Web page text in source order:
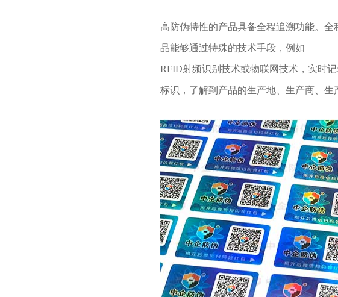
高防伪特性的产品具备全程追溯功能。
品能够通过特殊的技术手段，例如
RFID射频识别技术或物联网技术，实时
标识，了解到产品的生产地、生产商、生